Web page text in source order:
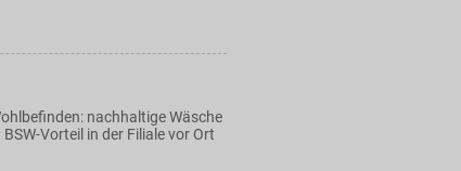
nachhaltige Wäsche
Vorteil in der Filiale vor Ort